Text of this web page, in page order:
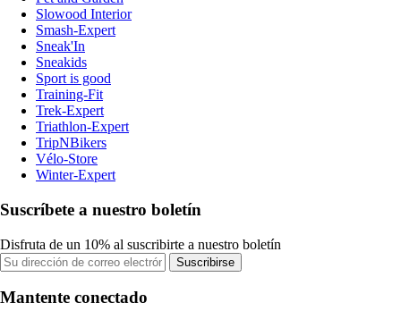
Slowood Interior
Smash-Expert
Sneak'In
Sneakids
Sport is good
Training-Fit
Trek-Expert
Triathlon-Expert
TripNBikers
Vélo-Store
Winter-Expert
Suscríbete a nuestro boletín
Disfruta de un 10% al suscribirte a nuestro boletín
Suscribirse
Mantente conectado